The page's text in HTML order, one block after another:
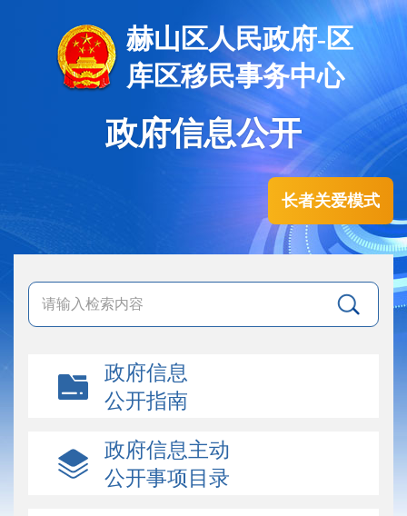
赫山区人民政府-区
库区移民事务中心
政府信息公开
长者关爱模式
政府信息
公开指南
政府信息主动
公开事项目录